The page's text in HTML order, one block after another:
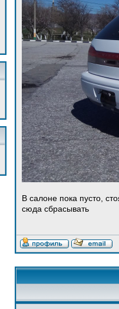
В салоне пока пусто,
сюда сбрасывать